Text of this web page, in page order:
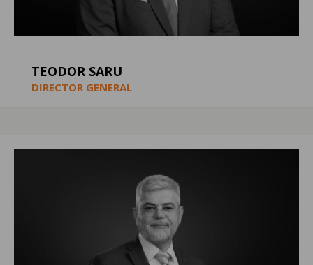
TEODOR SARU
DIRECTOR GENERAL